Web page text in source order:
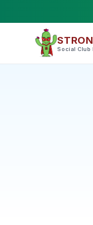
Social Club